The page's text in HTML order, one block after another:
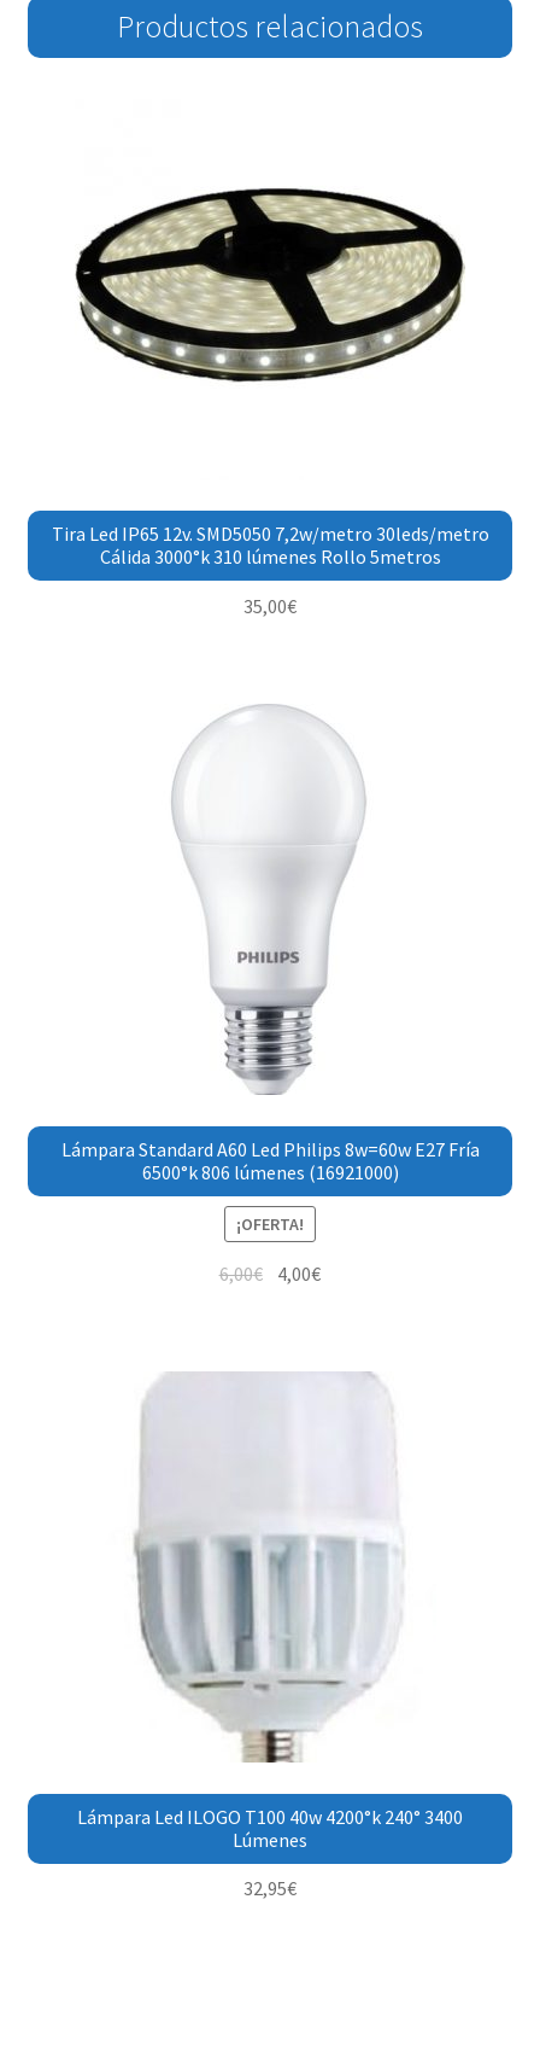
Productos relacionados
Tira Led IP65 12v. SMD5050 7,2w/metro 30leds/metro
Cálida 3000°k 310 lúmenes Rollo 5metros
35,00€
Lámpara Standard A60 Led Philips 8w=60w E27 Fría
6500°k 806 lúmenes (16921000)
¡OFERTA!
6,00€ 4,00€
Lámpara Led ILOGO T100 40w 4200°k 240° 3400
Lúmenes
32,95€